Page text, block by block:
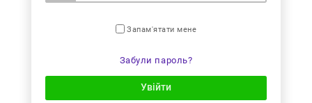
Запам'ятати мене
Забули пароль?
Увійти